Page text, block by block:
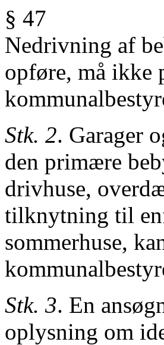
§ 47
Nedrivning af
opføre, må ikke
Stk. 2. Garager
den primære
drivhuse,
tilknytning til
sommerhuse,
Stk. 3. En
oplysning om